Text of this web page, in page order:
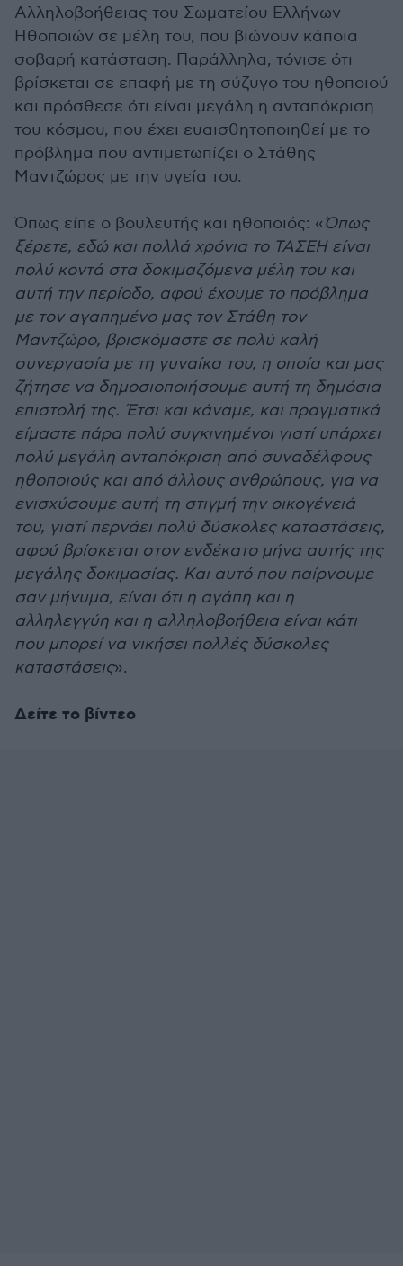
Αλληλοβοήθειας του Σωματείου Ελλήνων
Ηθοποιών σε μέλη του, που βιώνουν κάποια
σοβαρή κατάσταση. Παράλληλα, τόνισε ότι
βρίσκεται σε επαφή με τη σύζυγο του ηθοποιού
και πρόσθεσε ότι είναι μεγάλη η ανταπόκριση
του κόσμου, που έχει ευαισθητοποιηθεί με το
πρόβλημα που αντιμετωπίζει ο Στάθης
Μαντζώρος με την υγεία του.
Όπως είπε ο βουλευτής και ηθοποιός: «Όπως
ξέρετε, εδώ και πολλά χρόνια το ΤΑΣΕΗ είναι
πολύ κοντά στα δοκιμαζόμενα μέλη του και
αυτή την περίοδο, αφού έχουμε το πρόβλημα
με τον αγαπημένο μας τον Στάθη τον
Μαντζώρο, βρισκόμαστε σε πολύ καλή
συνεργασία με τη γυναίκα του, η οποία και μας
ζήτησε να δημοσιοποιήσουμε αυτή τη δημόσια
επιστολή της. Έτσι και κάναμε, και πραγματικά
είμαστε πάρα πολύ συγκινημένοι γιατί υπάρχει
πολύ μεγάλη ανταπόκριση από συναδέλφους
ηθοποιούς και από άλλους ανθρώπους, για να
ενισχύσουμε αυτή τη στιγμή την οικογένειά
του, γιατί περνάει πολύ δύσκολες καταστάσεις,
αφού βρίσκεται στον ενδέκατο μήνα αυτής της
μεγάλης δοκιμασίας. Και αυτό που παίρνουμε
σαν μήνυμα, είναι ότι η αγάπη και η
αλληλεγγύη και η αλληλοβοήθεια είναι κάτι
που μπορεί να νικήσει πολλές δύσκολες
καταστάσεις».
Δείτε το βίντεο